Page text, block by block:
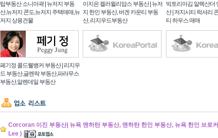
탑부동산 소니아곽 | 뉴저지 부동
산,뉴저지 콘도,뉴저지 주택매매,뉴
저지 상용건물
이지은 켈러윌리암스 부동산 | 뉴저
지 한인 부동산, 버겐 카운티 부동
산, 리지우드부동산
빅토리아김 알렉산더
산 | 저지시티 럭셔리
티 하우스 매매
페기정 콜드웰뱅커 부동산 | 리지우
드 부동산,글렌락 부동산,파라무스
부동산,알렌데일 부동산
Corcoran 이진 부동산| 뉴욕 맨하탄 부동산, 맨하탄 한인 부동산, 뉴욕 한인 브로
Lee )